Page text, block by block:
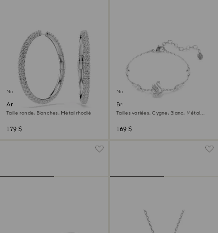
Nouveau
Anneaux d'oreilles Dextera
Taille ronde, Blanches, Métal rhodié
179 $
Nouveau
Bracelet Swan
Tailles variées, Cygne, Blanc, Métal
169 $